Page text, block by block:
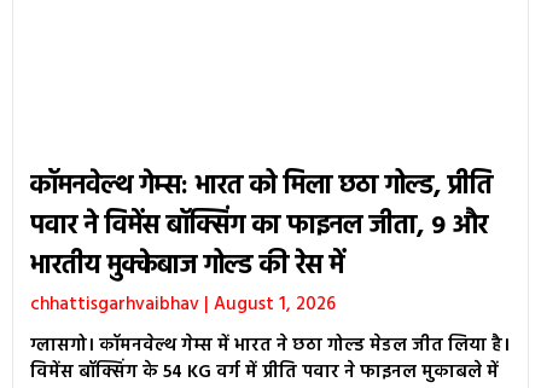
कॉमनवेल्थ गेम्स: भारत को मिला छठा गोल्ड, प्रीति
पवार ने विमेंस बॉक्सिंग का फाइनल जीता, 9 और
भारतीय मुक्केबाज गोल्ड की रेस में
chhattisgarhvaibhav August 1, 2026
ग्लासगो। कॉमनवेल्थ गेम्स में भारत ने छठा गोल्ड मेडल जीत लिया है।
विमेंस बॉक्सिंग के 54 KG वर्ग में प्रीति पवार ने फाइनल मुकाबले में